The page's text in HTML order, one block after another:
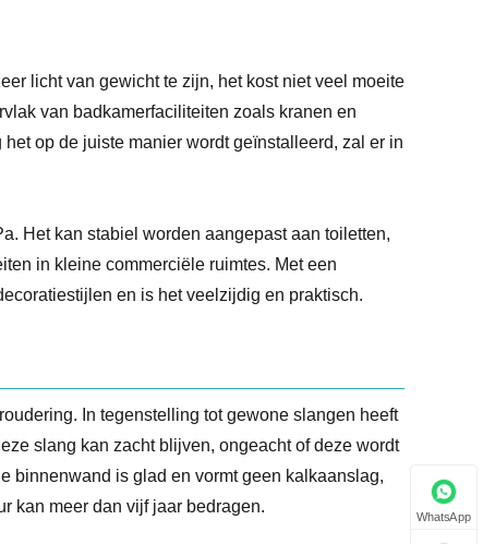
licht van gewicht te zijn, het kost niet veel moeite
van badkamerfaciliteiten zoals kranen en
op de juiste manier wordt geïnstalleerd, zal er in
Het kan stabiel worden aangepast aan toiletten,
in kleine commerciële ruimtes. Met een
en is het veelzijdig en praktisch.
In tegenstelling tot gewone slangen heeft
slang kan zacht blijven, ongeacht of deze wordt
binnenwand is glad en vormt geen kalkaanslag,
kan meer dan vijf jaar bedragen.
WhatsApp